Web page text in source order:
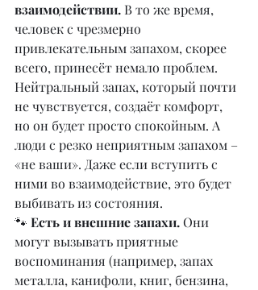
взаимодействии. В то же время,
человек с чрезмерно
привлекательным запахом, скорее
всего, принесёт немало проблем.
Нейтральный запах, который почти
не чувствуется, создаёт комфорт,
но он будет просто спокойным. А
люди с резко неприятным запахом –
«не ваши». Даже если вступить с
ними во взаимодействие, это будет
выбивать из состояния.
🐾 Есть и внешние запахи. Они
могут вызывать приятные
воспоминания (например, запах
металла, канифоли, книг, бензина,